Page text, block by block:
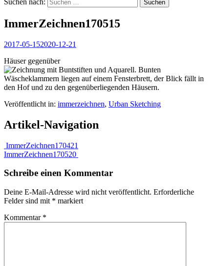
ImmerZeichnen170515
2017-05-152020-12-21
Häuser gegenüber
Veröffentlicht in: immerzeichnen, Urban Sketching
Artikel-Navigation
ImmerZeichnen170421
ImmerZeichnen170520
Schreibe einen Kommentar
Deine E-Mail-Adresse wird nicht veröffentlicht. Erforderliche
Felder sind mit * markiert
Kommentar *
Suchen nach: